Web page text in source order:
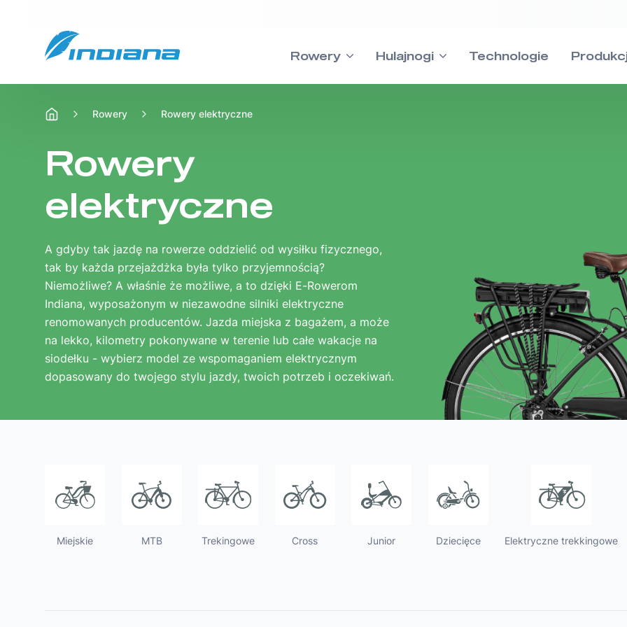
Rowery
Miejskie
Trekingowe Cross
Junior
Hulajnogi
Tradycyjne
Wyczynowe
Technologie
Jak poprawnie dobrać ramę
Poradniki rowerowe
Instrukcje obsługi rowerów elektrycznych
E-BIKE - Często zadawane pytania
Jak zgłosić reklamację?
Odpowiedzi na
produktów i
użytkowania
Rowery Rowery elektryczne
Rowery
elektryczne
A gdyby tak jazdę na rowerze oddzielić od wysiłku fizycznego,
tak by każda przejażdżka była tylko przyjemnością?
Niemożliwe? A właśnie że możliwe, a to dzięki E-Rowerom
Indiana, wyposażonym w niezawodne silniki elektryczne
renomowanych producentów. Jazda miejska z bagażem, a może
na lekko, kilometry pokonywane w terenie lub całe wakacje na
siodełku - wybierz model ze wspomaganiem elektrycznym
dopasowany do twojego stylu jazdy, twoich potrzeb i oczekiwań.
Miejskie MTB Trekingowe Cross Junior Dziecięce Elektryczne trekkingowe